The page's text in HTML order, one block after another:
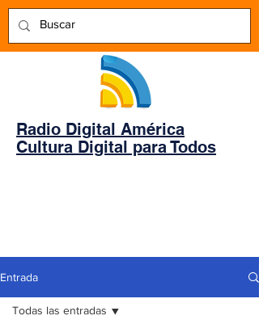
Radio Digital América
Cultura Digital para Todos
Entrada
Todas las entradas